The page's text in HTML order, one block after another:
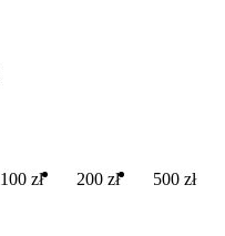
100 zł 200 zł 500 zł